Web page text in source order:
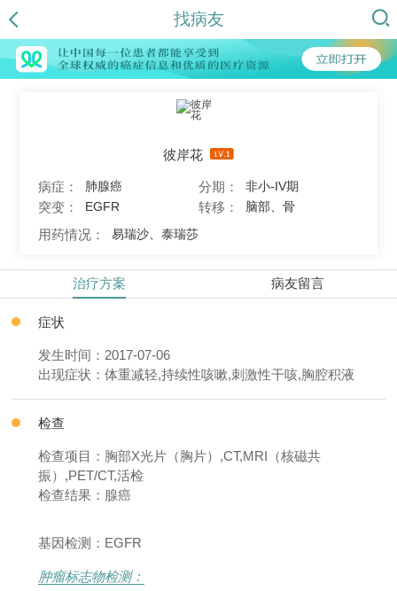
找病友
彼岸花
病症： 肺腺癌 分期： 非小-IV期
突变： EGFR 转移： 脑部、骨
用药情况： 易瑞沙、泰瑞莎
治疗方案 病友留言
症状
发生时间：2017-07-06
出现症状：体重减轻,持续性咳嗽,刺激性干咳,胸腔积液
检查
检查项目：胸部X光片（胸片）,CT,MRI（核磁共
振）,PET/CT,活检
检查结果：腺癌
基因检测：EGFR
肿瘤标志物检测：